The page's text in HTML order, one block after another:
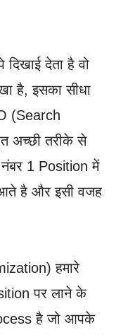
देता है वो
है, इसका सीधा
(Search
अच्छी तरीके से
नंबर 1 Position में
आते है और इसी वजह
हमारे
पर लाने के
है जो आपके